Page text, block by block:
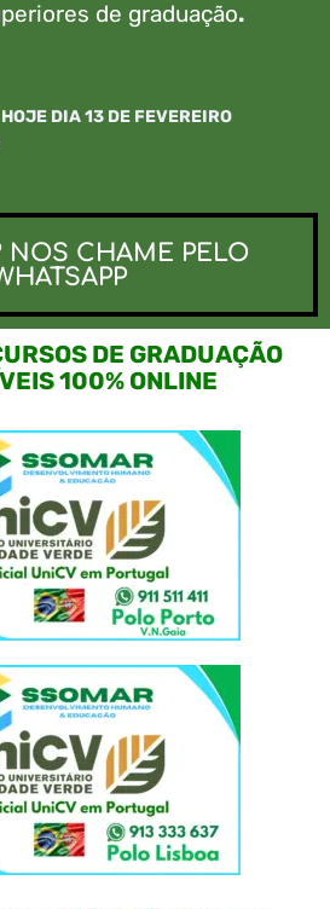
de graduação.
DIA 13 DE FEVEREIRO
NOS CHAME PELO
DE GRADUAÇÃO
100% ONLINE